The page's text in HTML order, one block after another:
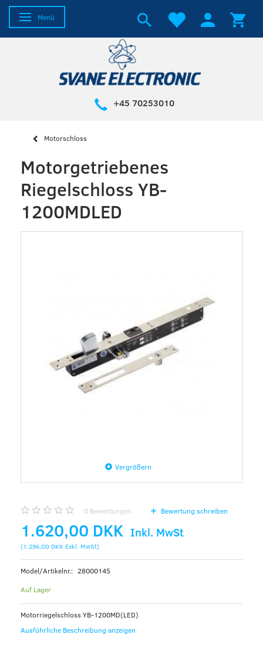
Anzeige ändern
Menü
+45 70253010
Motorschloss
Motorgetriebenes
Riegelschloss YB-
1200MDLED
Vergrößern
0 Bewertungen Bewertung schreiben
1.620,00 DKK Inkl. MwSt
(1.296,00 DKK Exkl. MwSt)
Model/Artikelnr.: 28000145
Auf Lager
Motorriegelschloss YB-1200MD(LED)
Ausführliche Beschreibung anzeigen